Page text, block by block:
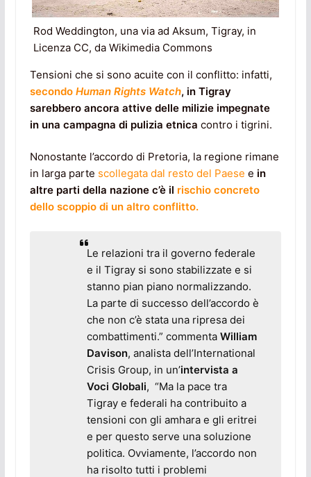
Rod Weddington, una via ad Aksum, Tigray, in
Licenza CC, da Wikimedia Commons
Tensioni che si sono acuite con il conflitto: infatti,
secondo Human Rights Watch, in Tigray
sarebbero ancora attive delle milizie impegnate
in una campagna di pulizia etnica contro i tigrini.
Nonostante l’accordo di Pretoria, la regione rimane
in larga parte scollegata dal resto del Paese e in
altre parti della nazione c’è il rischio concreto
dello scoppio di un altro conflitto.
Le relazioni tra il governo federale
e il Tigray si sono stabilizzate e si
stanno pian piano normalizzando.
La parte di successo dell’accordo è
che non c’è stata una ripresa dei
combattimenti.” commenta William
Davison, analista dell’International
Crisis Group, in un’intervista a
Voci Globali, “Ma la pace tra
Tigray e federali ha contribuito a
tensioni con gli amhara e gli eritrei
e per questo serve una soluzione
politica. Ovviamente, l’accordo non
ha risolto tutti i problemi